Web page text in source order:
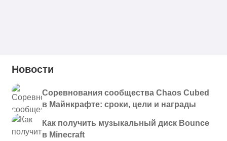
Новости
Соревнования сообщества Chaos Cubed
в Майнкрафте: сроки, цели и награды
Как получить музыкальный диск Bounce
в Minecraft